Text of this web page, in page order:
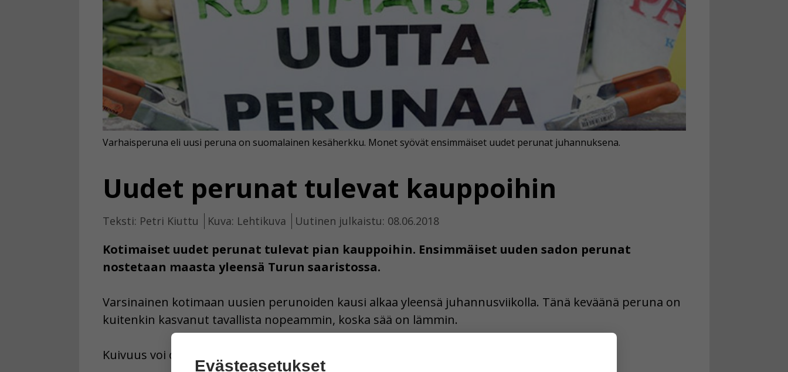
Uudet perunat tulevat kauppoihin
Teksti: Petri Kiuttu Kuva: Lehtikuva Uutinen julkaistu: 08.06.2018
Kotimaiset uudet perunat tulevat pian kauppoihin. Ensimmäiset uuden sadon perunat
nostetaan maasta yleensä Turun saaristossa.
Varhaisperuna eli uusi peruna on suomalainen kesäherkku. Monet syövät ensimmäiset uudet perunat juhannuksena.
Varsinainen kotimaan uusien perunoiden kausi alkaa yleensä juhannusviikolla. Tänä keväänä peruna on
kuitenkin kasvanut tavallista nopeammin, koska sää on lämmin.
Kuivuus voi olla ongelma perunanviljelylle, jos sadetta ei tule kesällä.
Evästeasetukset